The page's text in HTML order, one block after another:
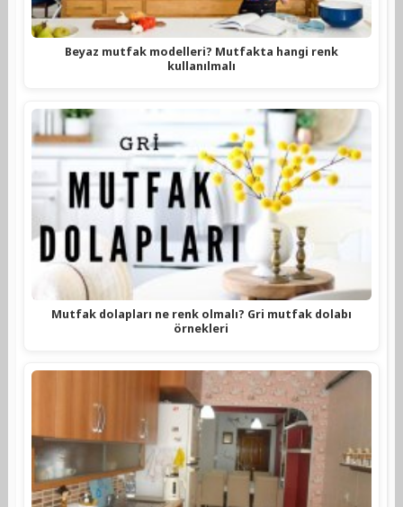
Beyaz mutfak modelleri? Mutfakta hangi renk
kullanılmalı
Mutfak dolapları ne renk olmalı? Gri mutfak dolabı
örnekleri